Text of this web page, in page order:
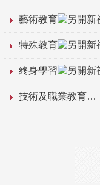
藝術教育
特殊教育
終身學習
技術及職業教育